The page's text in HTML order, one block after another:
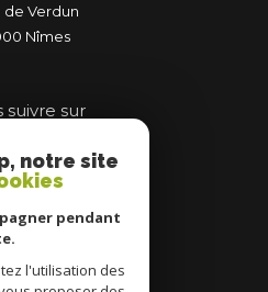
de Verdun
nîmes
suivre sur
notre site
pendant
l'utilisation des